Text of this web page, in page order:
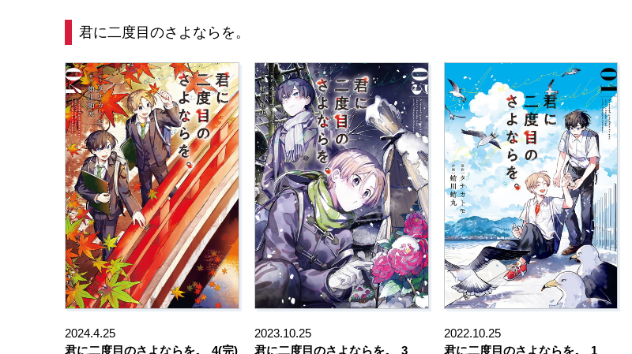
君に二度目のさよならを。
2024.4.25
君に二度目のさよならを。
4(完)
2023.10.25
君に二度目のさよならを。
3
2022.10.25
君に二度目のさよならを。
1